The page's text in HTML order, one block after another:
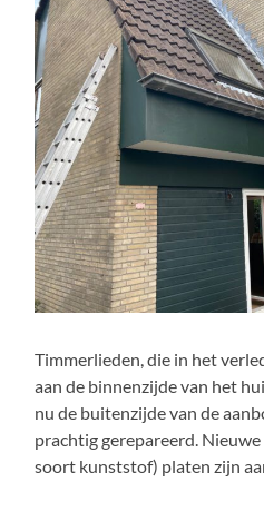
Timmerlieden, die in het
aan de binnenzijde van het
nu de buitenzijde van de
prachtig gerepareerd.
soort kunststof) platen zijn